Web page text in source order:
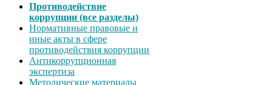
Противодействие
коррупции (все разделы)
Нормативные правовые и
иные акты в сфере
противодействия коррупции
Антикоррупционная
экспертиза
Методические материалы